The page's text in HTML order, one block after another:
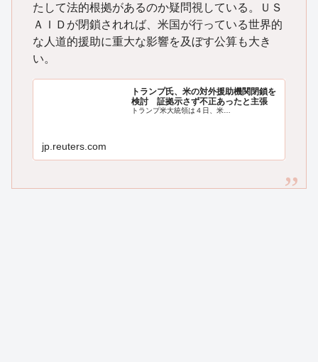
たして法的根拠があるのか疑問視している。ＵＳ
ＡＩＤが閉鎖されれば、米国が行っている世界的
な人道的援助に重大な影響を及ぼす公算も大き
い。
トランプ氏、米の対外援助機関閉鎖を
検討 証拠示さず不正あったと主張
トランプ米大統領は４日、米…
jp.reuters.com